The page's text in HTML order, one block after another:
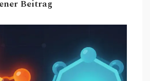
Beitrag